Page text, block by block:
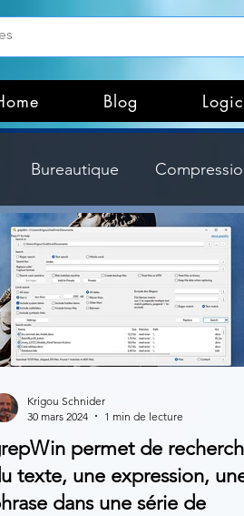
Blog
Bureautique
Dossier Windows
Internet
Nirsoft Occupation
permet de
texte, une expression,
dans une série de
Krigou Schnider
30 mars 2024
1 min de lecture